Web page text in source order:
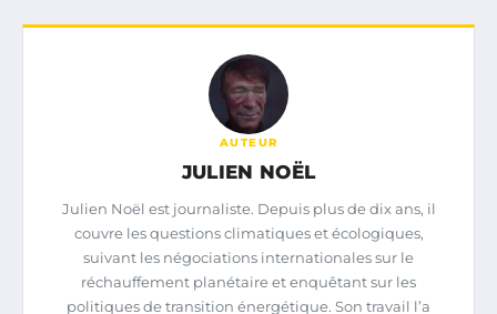
AUTEUR
JULIEN NOËL
Julien Noël est journaliste. Depuis plus de dix ans, il
couvre les questions climatiques et écologiques,
suivant les négociations internationales sur le
réchauffement planétaire et enquêtant sur les
politiques de transition énergétique. Son travail l’a